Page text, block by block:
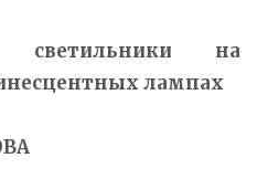
светильники на
лампах